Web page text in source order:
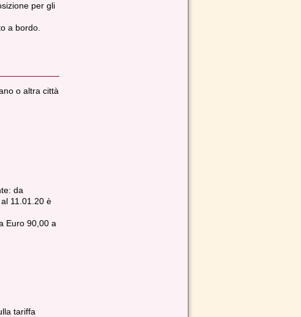
per gli
a bordo.
o altra città
da
11.01.20 è
Euro 90,00 a
tariffa